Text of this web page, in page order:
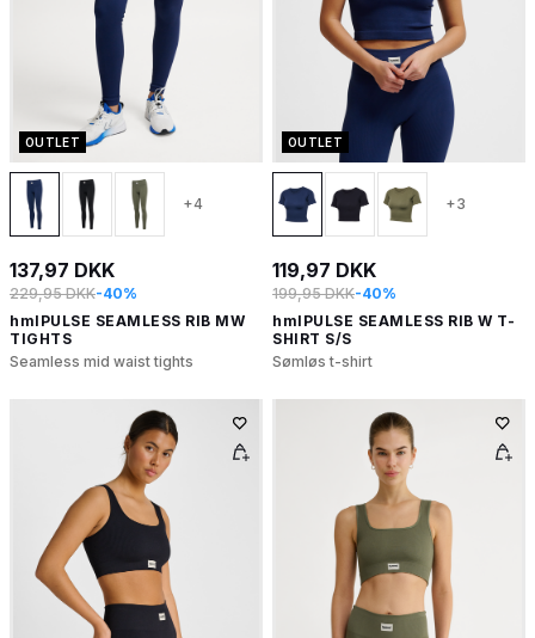
OUTLET
+4
137,97 DKK
229,95 DKK-40%
hmlPULSE SEAMLESS RIB MW
TIGHTS
Seamless mid waist tights
OUTLET
+3
119,97 DKK
199,95 DKK-40%
hmlPULSE SEAMLESS RIB W T-
SHIRT S/S
Sømløs t-shirt